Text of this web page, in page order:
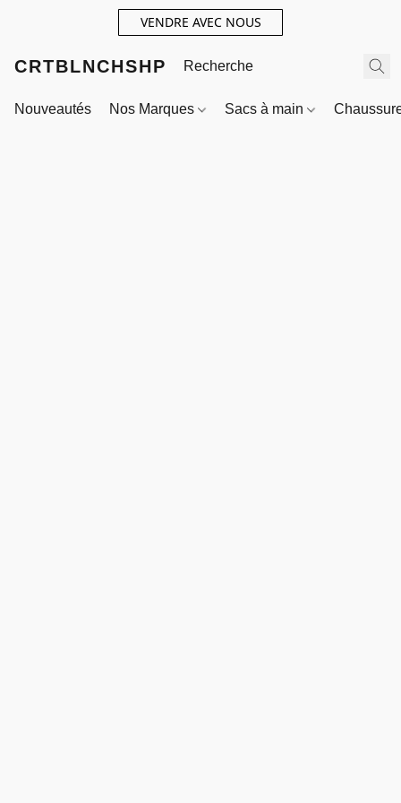
VENDRE AVEC NOUS
CRTBLNCHSHP
Nouveautés Nos Marques Sacs à main